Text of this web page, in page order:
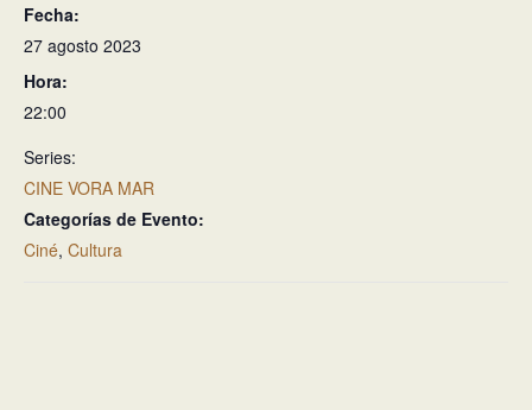
Fecha:
27 agosto 2023
Hora:
22:00
Series:
CINE VORA MAR
Categorías de Evento:
Ciné, Cultura